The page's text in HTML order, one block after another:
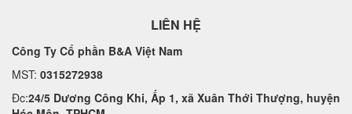
LIÊN HỆ
Công Ty Cổ phần B&A Việt Nam
MST: 0315272938
Đc:24/5 Dương Công Khi, Ấp 1, xã Xuân Thới Thượng, huyện